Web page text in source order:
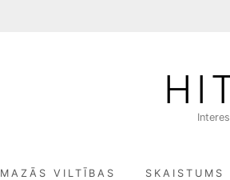
MAZĀS VILTĪBAS SKAISTUMS